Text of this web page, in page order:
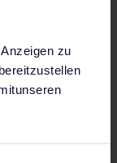
zu
Fuß: Täglich
dem alten
eigenen,